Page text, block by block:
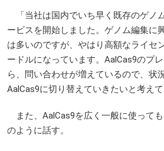
「当社は国内でいち早く既存のゲノ
ービスを開始しました。ゲノム編集に
は多いのですが、やはり高額なライセ
ードルになっています。AalCas9のプ
ら、問い合わせが増えているので、状
AalCas9に切り替えていきたいと考えて
また、AalCas9を広く一般に使って
のように話す。